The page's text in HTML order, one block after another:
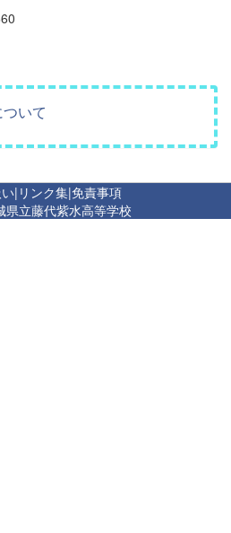
いて
| リンク集|免責事項
県立藤代紫水高等学校